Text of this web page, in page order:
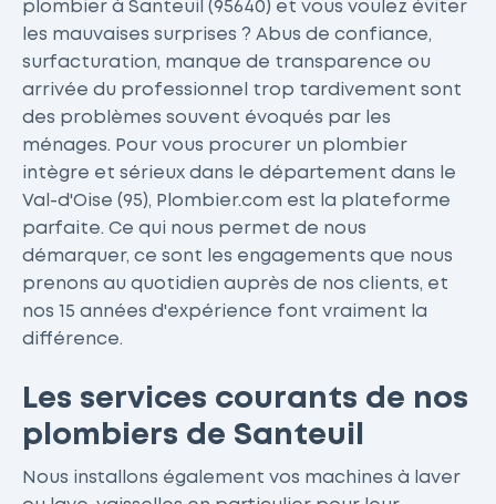
plombier à Santeuil (95640) et vous voulez éviter
les mauvaises surprises ? Abus de confiance,
surfacturation, manque de transparence ou
arrivée du professionnel trop tardivement sont
des problèmes souvent évoqués par les
ménages. Pour vous procurer un plombier
intègre et sérieux dans le département dans le
Val-d'Oise (95), Plombier.com est la plateforme
parfaite. Ce qui nous permet de nous
démarquer, ce sont les engagements que nous
prenons au quotidien auprès de nos clients, et
nos 15 années d'expérience font vraiment la
différence.
Les services courants de nos
plombiers de Santeuil
Nous installons également vos machines à laver